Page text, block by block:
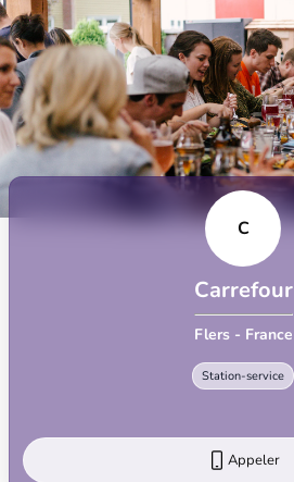
C
Carrefour
Flers - France
Station-service
Appeler